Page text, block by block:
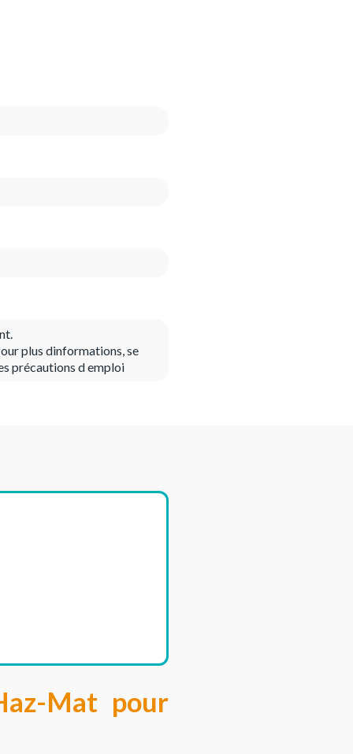
plus dinformations, se
précautions d emploi
Mat pour